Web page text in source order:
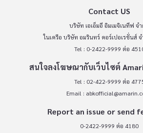
Contact US
บริษัท เอเอ็มอี อิมเมจิเนทีฟ จ
ในเครือ บริษัท อมรินทร์ คอร์เปอเรชั่นส์
Tel : 0-2422-9999 ต่อ
สนใจลงโฆษณากับเว็บไซต์
Tel : 02-422-9999 ต่อ
Email :
Report an issue or send
0-2422-9999 ต่อ 4180